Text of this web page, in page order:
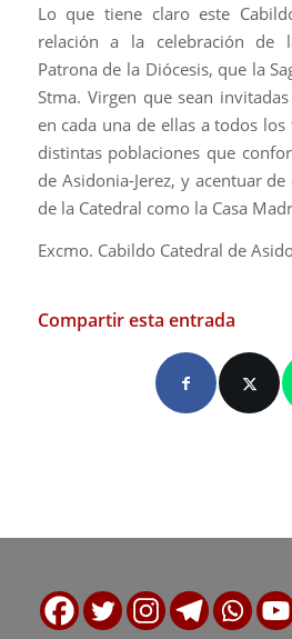
Lo que tiene claro este
relación a la celebración de
Patrona de la Diócesis, que la
Stma. Virgen que sean
en cada una de ellas a todos
distintas poblaciones que
de Asidonia-Jerez, y acentuar
de la Catedral como la Casa
Excmo. Cabildo Catedral de
Compartir esta entrada